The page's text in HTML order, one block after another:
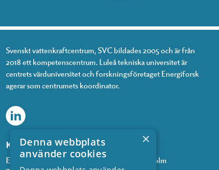
Svenskt vattenkraftcentrum, SVC bildades 2005 och är från
2018 ett kompetenscentrum. Luleå tekniska universitet är
centrets värduniversitet och forskningsföretaget Energiforsk
agerar som centrumets koordinator.
Kontakta oss
Energiforsk, Olof Palmes gata 11, 101 53 Stockholm
×
Denna webbplats
använder cookies